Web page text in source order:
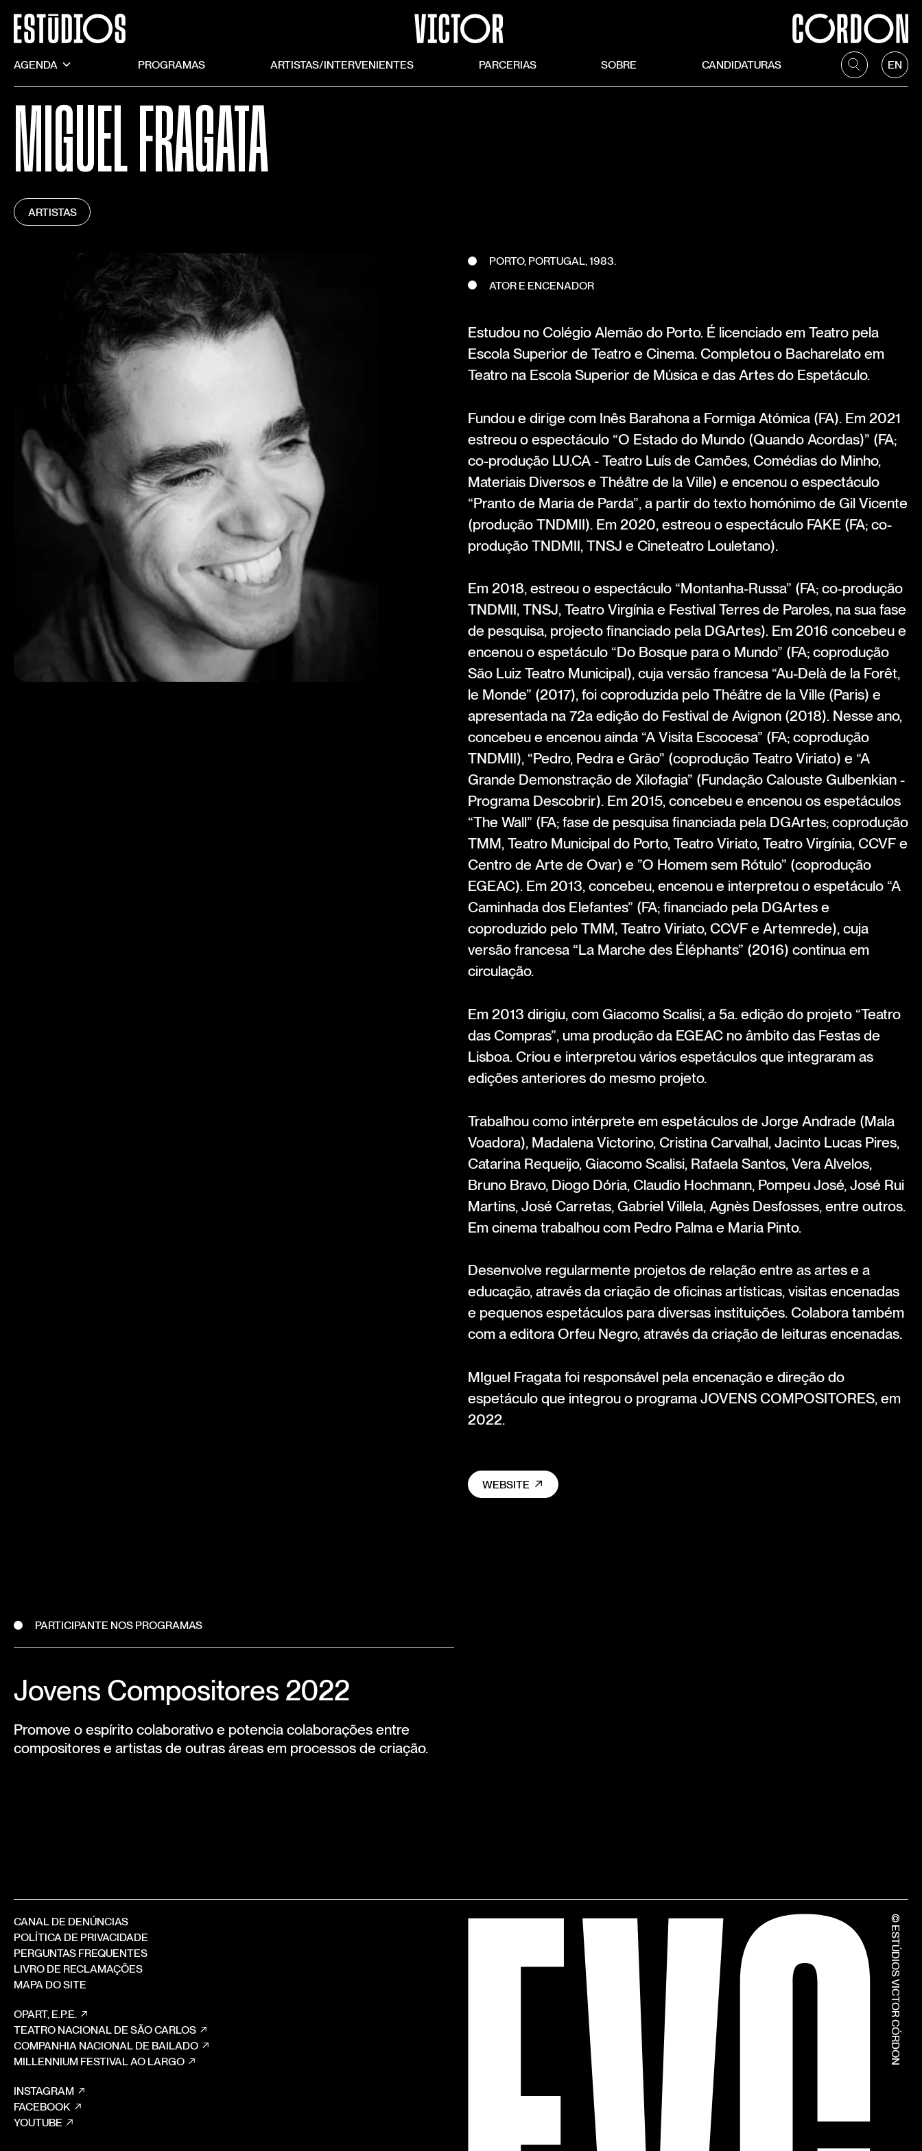
AGENDA PROGRAMAS ARTISTAS/INTERVENIENTES PARCERIAS SOBRE CANDIDATURAS EN
MIGUEL FRAGATA
ARTISTAS
PORTO, PORTUGAL, 1983.
ATOR E ENCENADOR
Estudou no Colégio Alemão do Porto. É licenciado em Teatro pela
Escola Superior de Teatro e Cinema. Completou o Bacharelato em
Teatro na Escola Superior de Música e das Artes do Espetáculo.
Fundou e dirige com Inês Barahona a Formiga Atómica (FA). Em 2021
estreou o espectáculo “O Estado do Mundo (Quando Acordas)” (FA;
co-produção LU.CA - Teatro Luís de Camões, Comédias do Minho,
Materiais Diversos e Théâtre de la Ville) e encenou o espectáculo
“Pranto de Maria de Parda”, a partir do texto homónimo de Gil Vicente
(produção TNDMII). Em 2020, estreou o espectáculo FAKE (FA; co-
produção TNDMII, TNSJ e Cineteatro Louletano).
Em 2018, estreou o espectáculo “Montanha-Russa” (FA; co-produção
TNDMII, TNSJ, Teatro Virgínia e Festival Terres de Paroles, na sua fase
de pesquisa, projecto financiado pela DGArtes). Em 2016 concebeu e
encenou o espetáculo “Do Bosque para o Mundo” (FA; coprodução
São Luiz Teatro Municipal), cuja versão francesa “Au-Delà de la Forêt,
le Monde” (2017), foi coproduzida pelo Théâtre de la Ville (Paris) e
apresentada na 72a edição do Festival de Avignon (2018). Nesse ano,
concebeu e encenou ainda “A Visita Escocesa” (FA; coprodução
TNDMII), “Pedro, Pedra e Grão” (coprodução Teatro Viriato) e “A
Grande Demonstração de Xilofagia” (Fundação Calouste Gulbenkian -
Programa Descobrir). Em 2015, concebeu e encenou os espetáculos
“The Wall” (FA; fase de pesquisa financiada pela DGArtes; coprodução
TMM, Teatro Municipal do Porto, Teatro Viriato, Teatro Virgínia, CCVF e
Centro de Arte de Ovar) e ”O Homem sem Rótulo” (coprodução
EGEAC). Em 2013, concebeu, encenou e interpretou o espetáculo “A
Caminhada dos Elefantes” (FA; financiado pela DGArtes e
coproduzido pelo TMM, Teatro Viriato, CCVF e Artemrede), cuja
versão francesa “La Marche des Éléphants” (2016) continua em
circulação.
Em 2013 dirigiu, com Giacomo Scalisi, a 5a. edição do projeto “Teatro
das Compras”, uma produção da EGEAC no âmbito das Festas de
Lisboa. Criou e interpretou vários espetáculos que integraram as
edições anteriores do mesmo projeto.
Trabalhou como intérprete em espetáculos de Jorge Andrade (Mala
Voadora), Madalena Victorino, Cristina Carvalhal, Jacinto Lucas Pires,
Catarina Requeijo, Giacomo Scalisi, Rafaela Santos, Vera Alvelos,
Bruno Bravo, Diogo Dória, Claudio Hochmann, Pompeu José, José Rui
Martins, José Carretas, Gabriel Villela, Agnès Desfosses, entre outros.
Em cinema trabalhou com Pedro Palma e Maria Pinto.
Desenvolve regularmente projetos de relação entre as artes e a
educação, através da criação de oficinas artísticas, visitas encenadas
e pequenos espetáculos para diversas instituições. Colabora também
com a editora Orfeu Negro, através da criação de leituras encenadas.
MIguel Fragata foi responsável pela encenação e direção do
espetáculo que integrou o programa JOVENS COMPOSITORES, em
2022.
WEBSITE
PARTICIPANTE NOS PROGRAMAS
Jovens Compositores 2022
Promove o espírito colaborativo e potencia colaborações entre
compositores e artistas de outras áreas em processos de criação.
CANAL DE DENÚNCIAS
POLÍTICA DE PRIVACIDADE
PERGUNTAS FREQUENTES
LIVRO DE RECLAMAÇÕES
MAPA DO SITE
OPART, E.P.E.
TEATRO NACIONAL DE SÃO CARLOS
COMPANHIA NACIONAL DE BAILADO
MILLENNIUM FESTIVAL AO LARGO
INSTAGRAM
FACEBOOK
YOUTUBE
© ESTÚDIOS VICTOR CÓRDON